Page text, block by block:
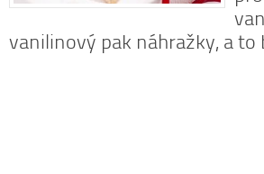
vanilinový pak náhražky, a